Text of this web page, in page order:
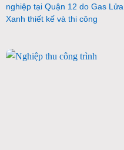
nghiệp tại Quận 12 do Gas Lửa
Xanh thiết kế và thi công